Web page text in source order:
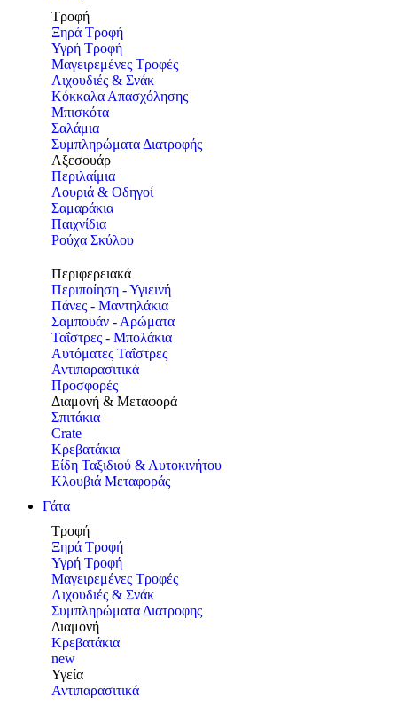
Τροφή
Ξηρά Τροφή
Υγρή Τροφή
Μαγειρεμένες Τροφές
Λιχουδιές & Σνάκ
Κόκκαλα Απασχόλησης
Μπισκότα
Σαλάμια
Συμπληρώματα Διατροφής
Αξεσουάρ
Περιλαίμια
Λουριά & Οδηγοί
Σαμαράκια
Παιχνίδια
Ρούχα Σκύλου
Περιφερειακά
Περιποίηση - Υγιεινή
Πάνες - Μαντηλάκια
Σαμπουάν - Αρώματα
Ταΐστρες - Μπολάκια
Αυτόματες Ταΐστρες
Αντιπαρασιτικά
Προσφορές
Διαμονή & Μεταφορά
Σπιτάκια
Crate
Κρεβατάκια
Είδη Ταξιδιού & Αυτοκινήτου
Κλουβιά Μεταφοράς
Γάτα
Τροφή
Ξηρά Τροφή
Υγρή Τροφή
Μαγειρεμένες Τροφές
Λιχουδιές & Σνάκ
Συμπληρώματα Διατροφης
Διαμονή
Κρεβατάκια
new
Υγεία
Αντιπαρασιτικά